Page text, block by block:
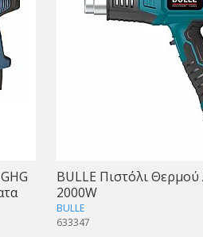
BULLE Πιστόλι
2000W
BULLE
633347